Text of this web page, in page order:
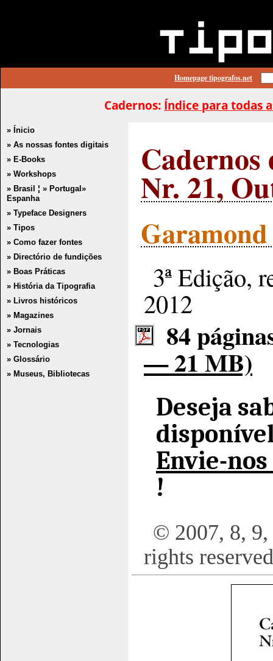
Homepage tipografos.net
Cadernos: Índice para todas
» Ínicio
» As nossas fontes digitais
» E-Books
» Workshops
» Brasil ¦ » Portugal »
Espanha
» Typeface Designers
» Tipos
» Como fazer fontes
» Directório de fundições
» Boas Práticas
» História da Tipografia
» Livros históricos
» Magazines
» Jornais
» Tecnologias
» Glossário
» Museus, Bibliotecas
Cadernos
Nr. 21,
3ª Edição,
2012
84
— 21 MB)
Deseja
Envie-
!
© 2007, 8,
rights